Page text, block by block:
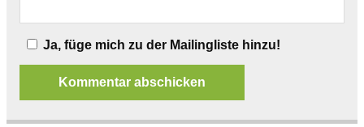
Ja, füge mich zu der Mailingliste hinzu!